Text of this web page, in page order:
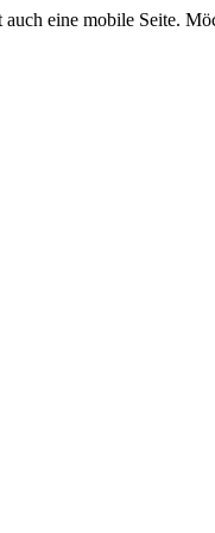
eine mobile Seite.